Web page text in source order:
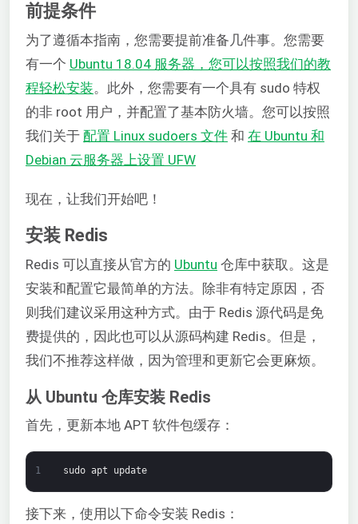
前提条件
为了遵循本指南，您需要提前准备几件事。您需要
有一个 Ubuntu 18.04 服务器，您可以按照我们的教
程轻松安装。此外，您需要有一个具有 sudo 特权
的非 root 用户，并配置了基本防火墙。您可以按照
我们关于 配置 Linux sudoers 文件 和 在 Ubuntu 和
Debian 云服务器上设置 UFW
现在，让我们开始吧！
安装 Redis
Redis 可以直接从官方的 Ubuntu 仓库中获取。这是
安装和配置它最简单的方法。除非有特定原因，否
则我们建议采用这种方式。由于 Redis 源代码是免
费提供的，因此也可以从源码构建 Redis。但是，
我们不推荐这样做，因为管理和更新它会更麻烦。
从 Ubuntu 仓库安装 Redis
首先，更新本地 APT 软件包缓存：
1 sudo apt update
接下来，使用以下命令安装 Redis：